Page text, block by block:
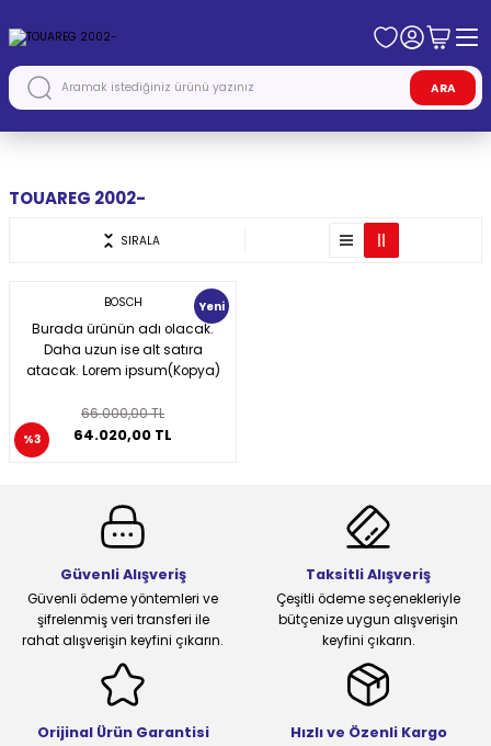
ARA
TOUAREG 2002-
SIRALA
Yeni
BOSCH
Burada ürünün adı olacak.
Daha uzun ise alt satıra
atacak. Lorem ipsum(Kopya)
66.000,00 TL
64.020,00 TL
%3
Güvenli Alışveriş
Güvenli ödeme yöntemleri ve
şifrelenmiş veri transferi ile
rahat alışverişin keyfini çıkarın.
Taksitli Alışveriş
Çeşitli ödeme seçenekleriyle
bütçenize uygun alışverişin
keyfini çıkarın.
Orijinal Ürün Garantisi Hızlı ve Özenli Kargo